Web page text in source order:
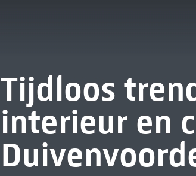
Tijdloos
interieur en